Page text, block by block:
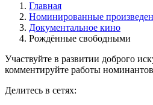
Главная
Номинированные
Документальное кино
Рождённые свободными
Участвуйте в развитии доброго
комментируйте работы
Делитесь в сетях: